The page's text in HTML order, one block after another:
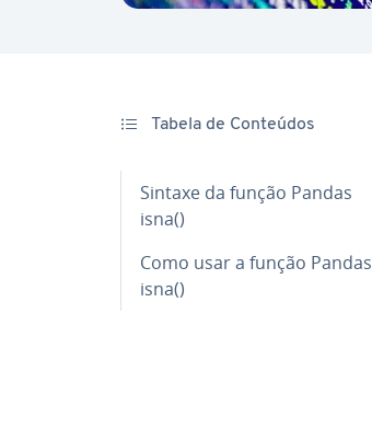
Tabela de Conteúdos
Sintaxe da função Pandas
isna()
Como usar a função Pandas
isna()